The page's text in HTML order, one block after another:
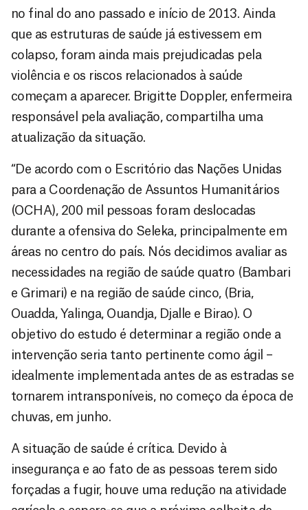
no final do ano passado e início de 2013. Ainda
que as estruturas de saúde já estivessem em
colapso, foram ainda mais prejudicadas pela
violência e os riscos relacionados à saúde
começam a aparecer. Brigitte Doppler, enfermeira
responsável pela avaliação, compartilha uma
atualização da situação.
“De acordo com o Escritório das Nações Unidas
para a Coordenação de Assuntos Humanitários
(OCHA), 200 mil pessoas foram deslocadas
durante a ofensiva do Seleka, principalmente em
áreas no centro do país. Nós decidimos avaliar as
necessidades na região de saúde quatro (Bambari
e Grimari) e na região de saúde cinco, (Bria,
Ouadda, Yalinga, Ouandja, Djalle e Birao). O
objetivo do estudo é determinar a região onde a
intervenção seria tanto pertinente como ágil –
idealmente implementada antes de as estradas se
tornarem intransponíveis, no começo da época de
chuvas, em junho.
A situação de saúde é crítica. Devido à
insegurança e ao fato de as pessoas terem sido
forçadas a fugir, houve uma redução na atividade